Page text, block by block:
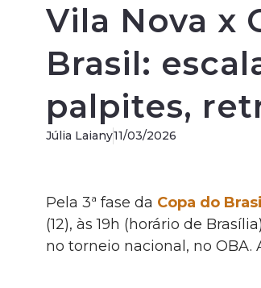
Vila Nova x
Brasil:
palpites,
Júlia Laiany11/03/2026
Pela 3ª fase da Copa do Brasil
(12), às 19h (horário de
no torneio nacional, no OBA.